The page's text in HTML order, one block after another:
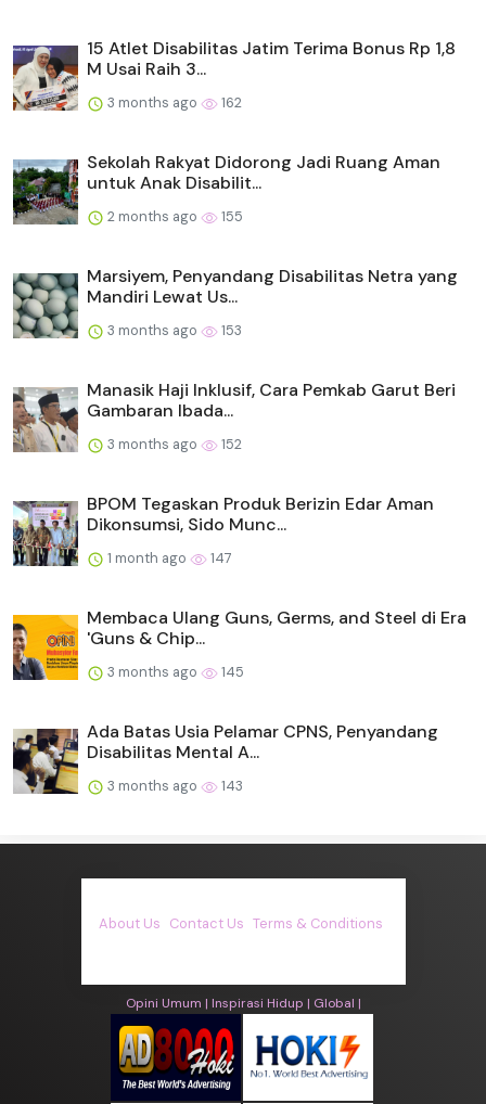
15 Atlet Disabilitas Jatim Terima Bonus Rp 1,8
M Usai Raih 3...
3 months ago 162
Sekolah Rakyat Didorong Jadi Ruang Aman
untuk Anak Disabilit...
2 months ago 155
Marsiyem, Penyandang Disabilitas Netra yang
Mandiri Lewat Us...
3 months ago 153
Manasik Haji Inklusif, Cara Pemkab Garut Beri
Gambaran Ibada...
3 months ago 152
BPOM Tegaskan Produk Berizin Edar Aman
Dikonsumsi, Sido Munc...
1 month ago 147
Membaca Ulang Guns, Germs, and Steel di Era
'Guns & Chip...
3 months ago 145
Ada Batas Usia Pelamar CPNS, Penyandang
Disabilitas Mental A...
3 months ago 143
About Us Contact Us Terms & Conditions
Opini Umum | Inspirasi Hidup | Global |